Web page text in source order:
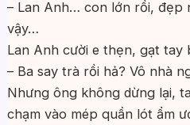
– Lan Anh… con lớn rồi, đẹp
vậy…
Lan Anh cười e thẹn, gạt tay
– Ba say trà rồi hả? Vô nhà
Nhưng ông không dừng lại,
chạm vào mép quần lót ẩm